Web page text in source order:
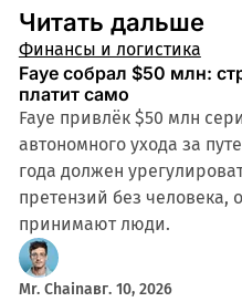
Читать дальше
Финансы и логистика
Faye собрал $50 млн:
платит само
Faye привлёк $50 млн
автономного ухода за
года должен
претензий без человека,
принимают люди.
Mr. Chainавг. 10, 2026